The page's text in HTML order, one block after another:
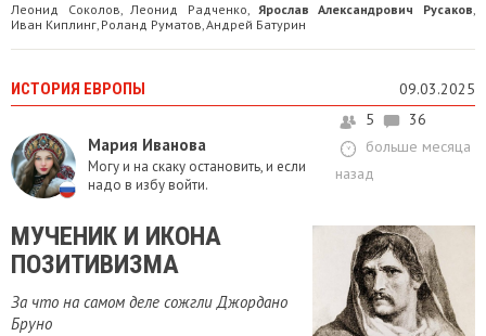
Леонид Соколов,Леонид Радченко, Ярослав Александрович Русаков,
Иван Киплинг, Роланд Руматов,Андрей Батурин
ИСТОРИЯ ЕВРОПЫ 09.03.2025
Мария Иванова
Могу и на скаку остановить, и если
надо в избу войти.
5
36
больше месяца
назад
МУЧЕНИК И ИКОНА
ПОЗИТИВИЗМА
​За что на самом деле сожгли Джордано
Бруно